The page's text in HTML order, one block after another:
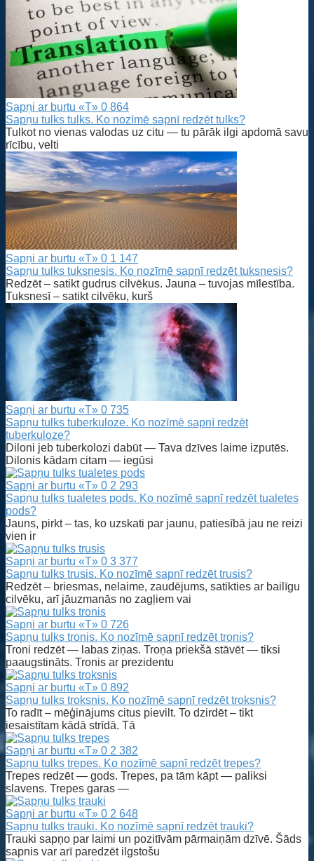
Sapņi ar burtu «T» 0 864
Sapņu tulks tulks. Ko nozīmē sapnī redzēt tulks?
Tulkot no vienas valodas uz citu — tu pārāk ilgi apdomā savu
rīcību, velti
Sapņi ar burtu «T» 0 1 147
Sapņu tulks tuksnesis. Ko nozīmē sapnī redzēt tuksnesis?
Redzēt – satikt gudrus cilvēkus. Jauna – tuvojas mīlestība.
Tuksnesī – satikt cilvēku, kurš
Sapņi ar burtu «T» 0 735
Sapņu tulks tuberkuloze. Ko nozīmē sapnī redzēt
tuberkuloze?
Diloni jeb tuberkolozi dabūt — Tava dzīves laime izputēs.
Dilonis kādam citam — iegūsi
Sapņi ar burtu «T» 0 2 293
Sapņu tulks tualetes pods. Ko nozīmē sapnī redzēt tualetes
pods?
Jauns, pirkt – tas, ko uzskati par jaunu, patiesībā jau ne reizi
vien ir
Sapņi ar burtu «T» 0 3 377
Sapņu tulks trusis. Ko nozīmē sapnī redzēt trusis?
Redzēt – briesmas, nelaime, zaudējums, satikties ar bailīgu
cilvēku, arī jāuzmanās no zagļiem vai
Sapņi ar burtu «T» 0 726
Sapņu tulks tronis. Ko nozīmē sapnī redzēt tronis?
Troni redzēt — labas ziņas. Troņa priekšā stāvēt — tiksi
paaugstināts. Tronis ar prezidentu
Sapņi ar burtu «T» 0 892
Sapņu tulks troksnis. Ko nozīmē sapnī redzēt troksnis?
To radīt – mēģinājums citus pievilt. To dzirdēt – tikt
iesaistītam kādā strīdā. Tā
Sapņi ar burtu «T» 0 2 382
Sapņu tulks trepes. Ko nozīmē sapnī redzēt trepes?
Trepes redzēt — gods. Trepes, pa tām kāpt — paliksi
slavens. Trepes garas —
Sapņi ar burtu «T» 0 2 648
Sapņu tulks trauki. Ko nozīmē sapnī redzēt trauki?
Trauki sapņo par laimi un pozitīvām pārmaiņām dzīvē. Šāds
sapnis var arī paredzēt ilgstošu